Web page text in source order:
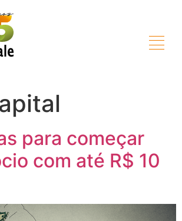
para começar
com até R$ 10